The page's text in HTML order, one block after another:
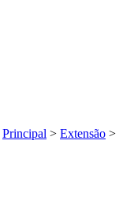
Principal > Extensão >